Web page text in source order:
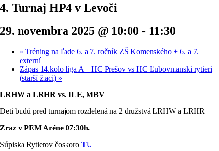
4. Turnaj HP4 v Levoči
29. novembra 2025 @ 10:00 - 11:30
« Tréning na ľade 6. a 7. ročník ZŠ Komenského + 6. a 7.
externí
Zápas 14.kolo liga A – HC Prešov vs HC Ľubovnianski rytieri
(starší žiaci) »
LRHW a LRHR vs. ILE, MBV
Deti budú pred turnajom rozdelená na 2 družstvá LRHW a LRHR
Zraz v PEM Aréne 07:30h.
Súpiska Rytierov čoskoro TU